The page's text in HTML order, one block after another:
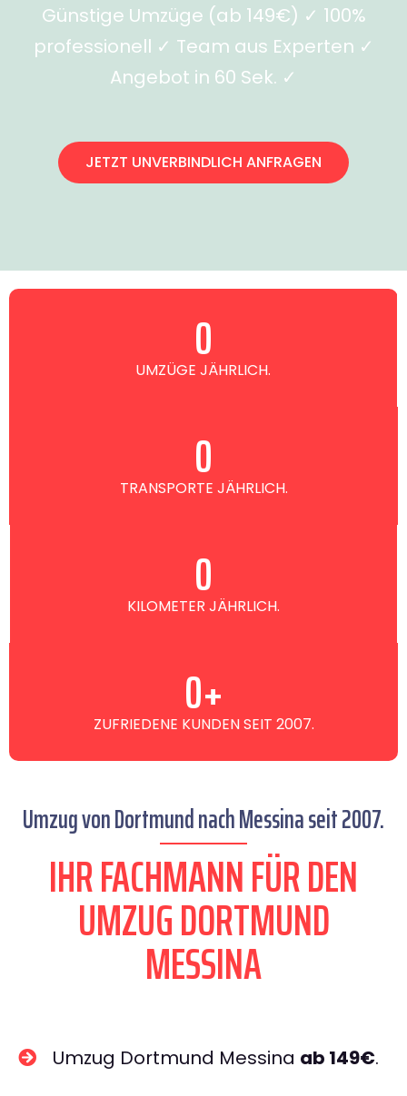
Günstige Umzüge (ab 149€) ✓ 100%
professionell ✓ Team aus Experten ✓
Angebot in 60 Sek. ✓
JETZT UNVERBINDLICH ANFRAGEN
UMZÜGE JÄHRLICH.
0
TRANSPORTE JÄHRLICH.
0
KILOMETER JÄHRLICH.
0
ZUFRIEDENE KUNDEN SEIT 2007.
0+
Umzug von Dortmund nach Messina seit 2007.
IHR FACHMANN FÜR DEN
UMZUG DORTMUND
MESSINA
Umzug Dortmund Messina ab 149€.